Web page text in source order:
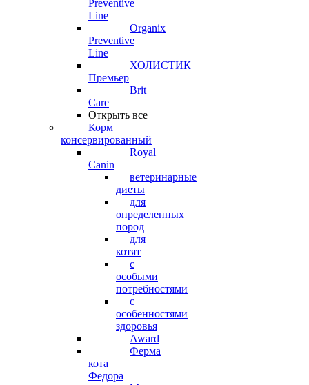
Preventive
Line
Organix
Preventive
Line
ХОЛИСТИК
Премьер
Brit
Care
Открыть все
Корм
консервированный
Royal
Canin
ветеринарные
диеты
для
определенных
пород
для
котят
с
особыми
потребностями
с
особенностями
здоровья
Award
Ферма
кота
Федора